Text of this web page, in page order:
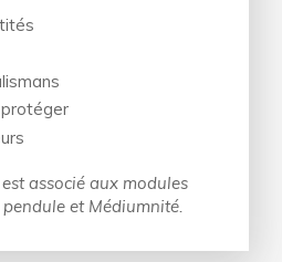
associé aux modules
et Médiumnité.